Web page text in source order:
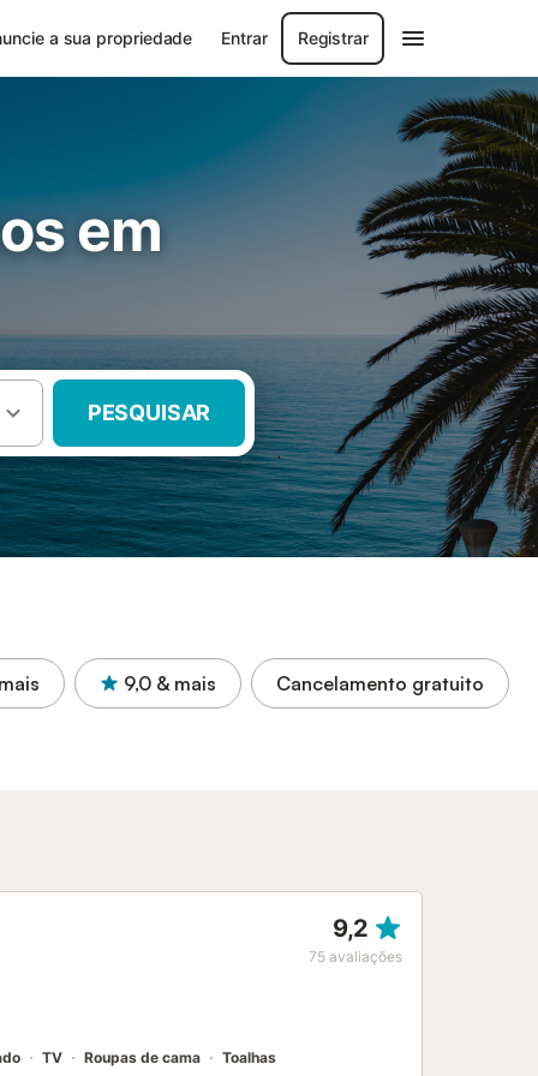
a sua propriedade Entrar Registrar
em
PESQUISAR
9,0 & mais Cancelamento gratuito
9,2
75 avaliações
TV Roupas de cama Toalhas